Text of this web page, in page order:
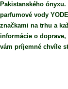
Pakistanského
parfumové vody
značkami na trhu a
informácie o
vám príjemné chvíle